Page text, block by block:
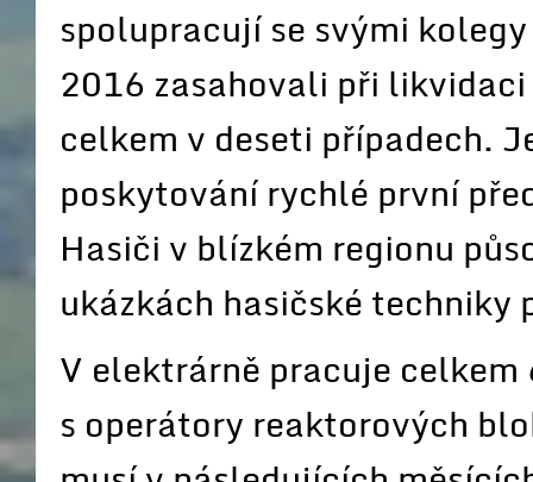
spolupracují se svými
2016 zasahovali při
celkem v deseti případech.
poskytování rychlé první
Hasiči v blízkém regionu
ukázkách hasičské techniky
V elektrárně pracuje
s operátory reaktorových